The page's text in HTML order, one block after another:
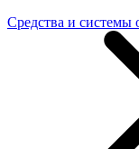
Средства и системы